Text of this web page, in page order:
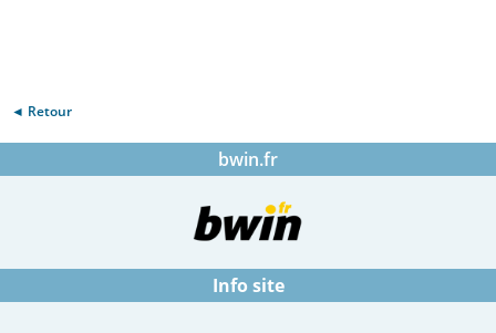
◄ Retour
bwin.fr
Info site